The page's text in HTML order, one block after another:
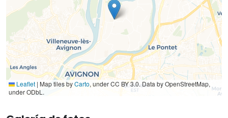
Leaflet | Map tiles byCarto, under CC BY 3.0. Data by OpenStreetMap,
under ODbL.